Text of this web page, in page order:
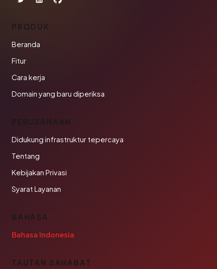
PRODUK
Beranda
Fitur
Cara kerja
Domain yang baru diperiksa
PERUSAHAAN
Didukung infrastruktur tepercaya
Tentang
Kebijakan Privasi
Syarat Layanan
BAHASA
Bahasa Indonesia
TAUTAN SAHABAT